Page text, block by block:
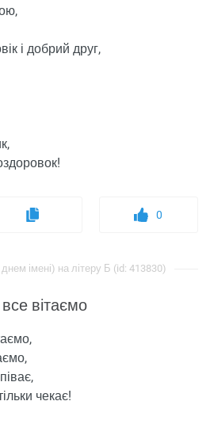
і добрий друг,
0
​​імені) на літеру Б (id: 413830)
вітаємо
чекає!